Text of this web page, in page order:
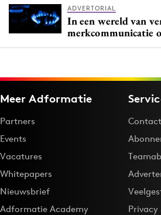
ADVERTORIAL
In een wereld van
merkcommunicatie
Meer Adformatie
Partners
Events
Vacatures
Whitepapers
Nieuwsbrief
Adformatie Academy
Contact